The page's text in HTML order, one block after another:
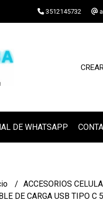
3512145732
DE WHATSAPP
ACCESORIOS
DE CARGA USB TIPO C